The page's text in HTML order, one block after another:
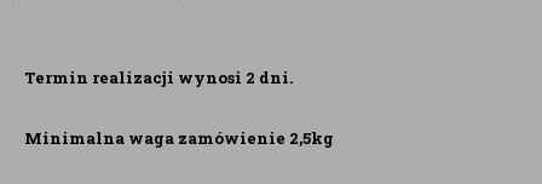
Termin realizacji wynosi 2 dni.
Minimalna waga zamówienie 2,5kg